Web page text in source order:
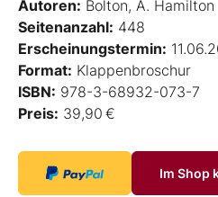
Autoren: Bolton, A. Hamilton
Seitenanzahl: 448
Erscheinungstermin:
Format: Klappenbroschur
ISBN: 978-3-68932-073-7
Preis: 39,90 €
Im Shop